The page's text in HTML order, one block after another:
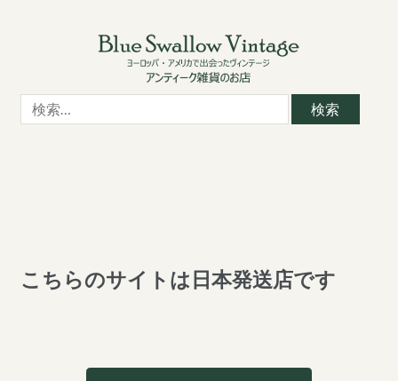
検
索:
こちらのサイトは日本発送店です